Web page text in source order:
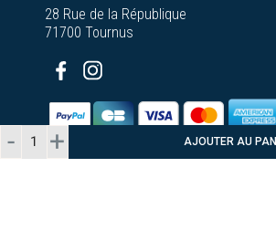
AJOUTER AU
28 Rue de la République
71700 Tournus